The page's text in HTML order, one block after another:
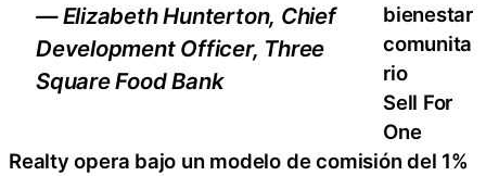
— Elizabeth Hunterton, Chief
Development Officer, Three
Square Food Bank
bienestar
comunita
rio
Sell For
One
Realty opera bajo un modelo de comisión del 1%